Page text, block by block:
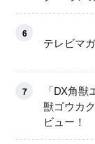
ート！
6
テレビマ
7
「DX角
獣ゴウカ
ビュー！